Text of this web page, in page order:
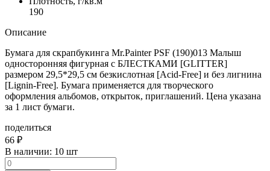
190
Описание
Бумага для скрапбукинга Mr.Painter PSF (190)013 Малыш
односторонняя фигурная с БЛЕСТКАМИ [GLITTER]
размером 29,5*29,5 см безкислотная [Acid-Free] и без лигнина
[Lignin-Free]. Бумага применяется для творческого
оформления альбомов, открыток, приглашений. Цена указана
за 1 лист бумаги.
поделиться
66 ₽
В наличии: 10 шт